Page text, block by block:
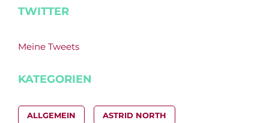
TWITTER
Meine Tweets
KATEGORIEN
ALLGEMEIN ASTRID NORTH